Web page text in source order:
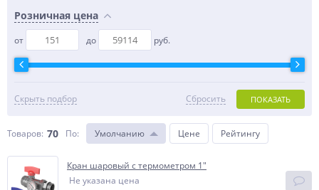
Розничная цена
от до руб.
Скрыть подбор ПОКАЗАТЬ
Сбросить
Товаров: 70 По: Умолчанию Цене Рейтингу
Кран шаровый с термометром 1"
Не указана цена